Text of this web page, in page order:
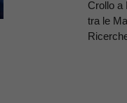
Crollo a
tra le